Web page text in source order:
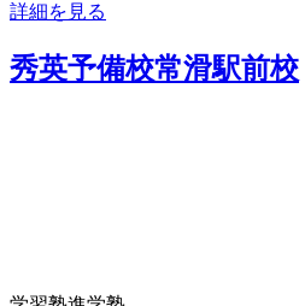
詳細を見る
秀英予備校常滑駅前校